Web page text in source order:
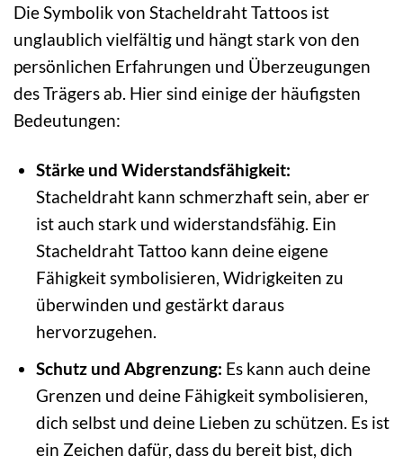
Die Symbolik von Stacheldraht Tattoos ist
unglaublich vielfältig und hängt stark von den
persönlichen Erfahrungen und Überzeugungen
des Trägers ab. Hier sind einige der häufigsten
Bedeutungen:
Stärke und Widerstandsfähigkeit:
Stacheldraht kann schmerzhaft sein, aber er
ist auch stark und widerstandsfähig. Ein
Stacheldraht Tattoo kann deine eigene
Fähigkeit symbolisieren, Widrigkeiten zu
überwinden und gestärkt daraus
hervorzugehen.
Schutz und Abgrenzung: Es kann auch deine
Grenzen und deine Fähigkeit symbolisieren,
dich selbst und deine Lieben zu schützen. Es ist
ein Zeichen dafür, dass du bereit bist, dich